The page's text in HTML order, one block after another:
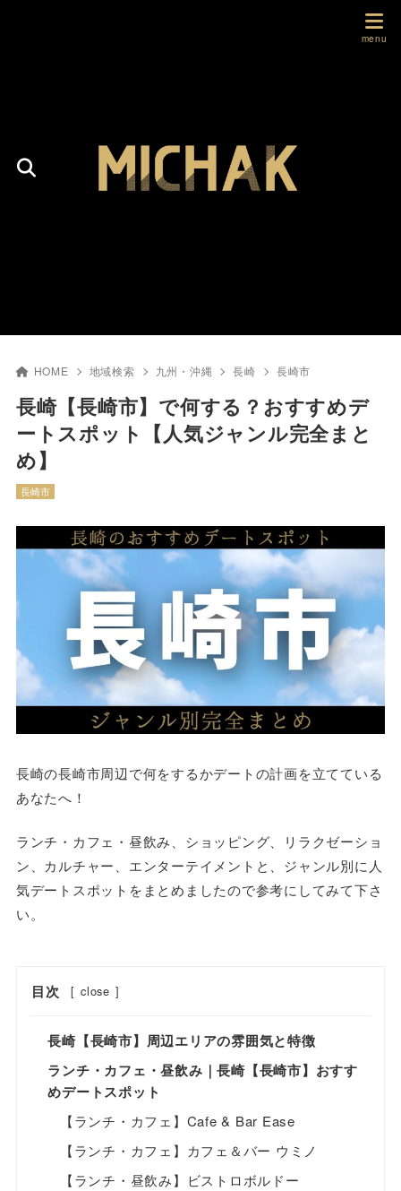
HOME 地域検索 九州・沖縄 長崎 長崎市
長崎【長崎市】で何する？おすすめデ
ートスポット【人気ジャンル完全まと
め】
長崎市
長崎の長崎市周辺で何をするかデートの計画を立てている
あなたへ！
ランチ・カフェ・昼飲み、ショッピング、リラクゼーショ
ン、カルチャー、エンターテイメントと、ジャンル別に人
気デートスポットをまとめましたので参考にしてみて下さ
い。
目次 [ close ]
長崎【長崎市】​周辺エリアの雰囲気と特徴
ランチ・カフェ・昼飲み｜長崎【長崎市】おすす
めデートスポット
【ランチ・カフェ】Cafe & Bar Ease
【ランチ・カフェ】カフェ＆バー ウミノ
【ランチ・昼飲み】ビストロボルドー